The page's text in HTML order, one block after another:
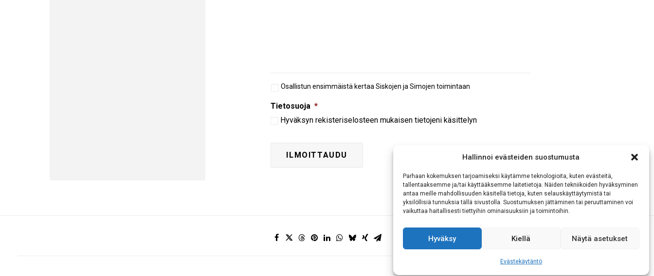
Hallinnoi evästeiden suostumusta
Parhaan kokemuksen tarjoamiseksi käytämme teknologioita, kuten evästeitä,
tallentaaksemme ja/tai käyttääksemme laitetietoja. Näiden tekniikoiden hyväksyminen
antaa meille mahdollisuuden käsitellä tietoja, kuten selauskäyttäytymistä tai
yksilöllisiä tunnuksia tällä sivustolla. Suostumuksen jättäminen tai peruuttaminen voi
vaikuttaa haitallisesti tiettyihin ominaisuuksiin ja toimintoihin.
Hyväksy Kiellä Näytä asetukset
Evästekäytäntö
Aiempi
Osallistun ensimmäistä kertaa Siskojen ja Simojen toimintaan
Tietosuoja *
Hyväksynrekisteriselosteen mukaisen tietojeni käsittelyn